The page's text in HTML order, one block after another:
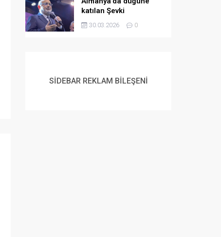
katılan Şevki
Yılmaz’dan gençlere
evlilik çağrısı:
30.03.2026 0
SİDEBAR REKLAM BİLEŞENİ